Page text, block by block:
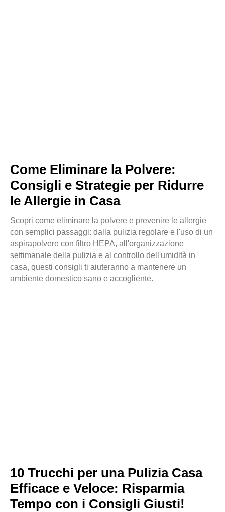
Come Eliminare la Polvere:
Consigli e Strategie per Ridurre
le Allergie in Casa
Scopri come eliminare la polvere e prevenire le allergie
con semplici passaggi: dalla pulizia regolare e l'uso di un
aspirapolvere con filtro HEPA, all'organizzazione
settimanale della pulizia e al controllo dell'umidità in
casa, questi consigli ti aiuteranno a mantenere un
ambiente domestico sano e accogliente.
10 Trucchi per una Pulizia Casa
Efficace e Veloce: Risparmia
Tempo con i Consigli Giusti!